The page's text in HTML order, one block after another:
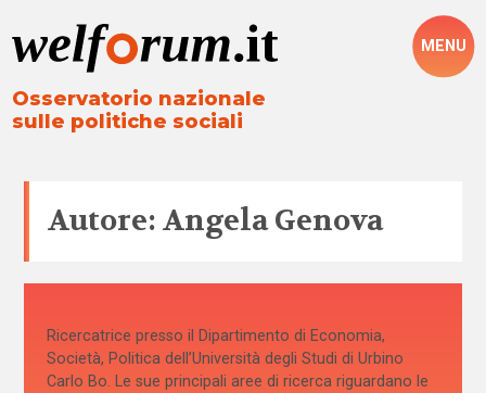
Osservatorio nazionale
sulle politiche sociali
MENU
Autore: Angela Genova
Ricercatrice presso il Dipartimento di Economia,
Società, Politica dell’Università degli Studi di Urbino
Carlo Bo. Le sue principali aree di ricerca riguardano le